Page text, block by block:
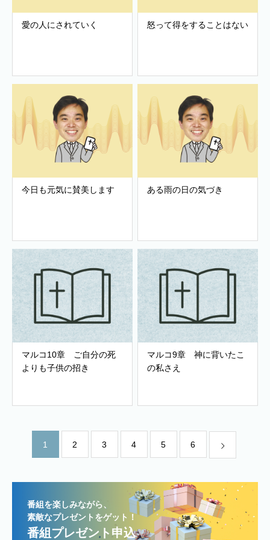
愛の人にされていく 怒って得をすることはない
今日も元気に賛美します ある雨の日の気づき
マルコ10章 ご自分の死
よりも子供の招き
マルコ9章 神に背いたこ
の私さえ
1 2 3 4 5 6
番組を楽しみながら、
素敵なプレゼントをゲット！
番組プレゼント申込